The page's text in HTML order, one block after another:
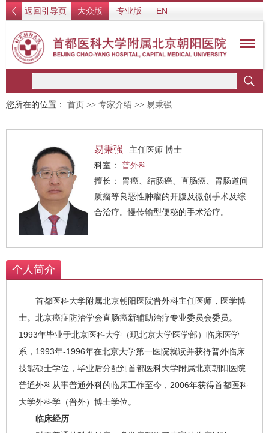
返回引导页 大众版 专业版 EN
您所在的位置： 首页 >> 专家介绍 >> 易秉强
易秉强
主任医师 博士
科室： 普外科
擅长： 胃癌、结肠癌、直肠癌、胃肠道间
质瘤等良恶性肿瘤的开腹及微创手术及综
合治疗。慢传输型便秘的手术治疗。
个人简介
首都医科大学附属北京朝阳医院普外科主任医师，医学博
士。北京癌症防治学会直肠癌新辅助治疗专业委员会委员。
1993年毕业于北京医科大学（现北京大学医学部）临床医学
系，1993年-1996年在北京大学第一医院就读并获得普外临床
技能硕士学位，毕业后分配到首都医科大学附属北京朝阳医院
普通外科从事普通外科的临床工作至今，2006年获得首都医科
大学外科学（普外）博士学位。
临床经历